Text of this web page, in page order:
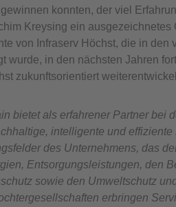
konnten, der viel
Kreysing ein ausgezeichnetes
von Infraserv Höchst, die in den
wurde, in den nächsten Jahren
zukunftsorientiert
bietet als erfahrener Partner bei
intelligente und
des Unternehmens, das
Entsorgungsleistungen, den
sowie den Umweltschutz
erbringen